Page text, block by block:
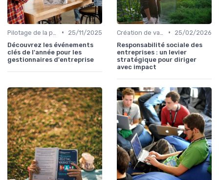
•
25/11/2025
Découvrez les événements
clés de l'année pour les
gestionnaires d'entreprise
•
25/02/2026
Responsabilité sociale des
entreprises : un levier
stratégique pour diriger
avec impact